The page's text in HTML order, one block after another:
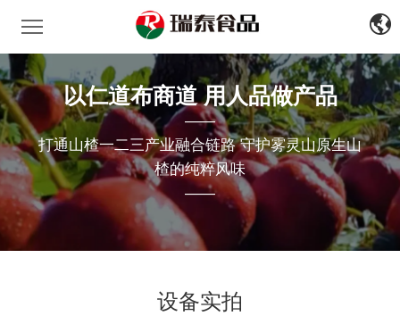
文
EN
瑞泰食品
以仁道布商道 用人品做产品
——
打通山楂一二三产业融合链路 守护雾灵山原生山
楂的纯粹风味
——
设备实拍